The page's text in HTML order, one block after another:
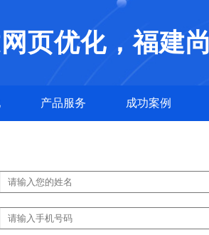
页优化，福建
产品服务 成功案例